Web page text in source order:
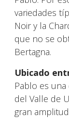
variedades
Noir y la
que no se
Bertagna.
Ubicado
Pablo es
del Valle de
gran